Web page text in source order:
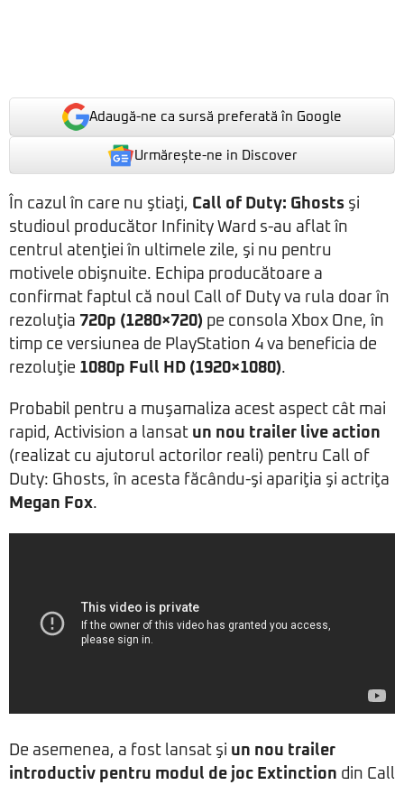
Adaugă-ne ca sursă preferată în Google
Urmărește-ne in Discover
În cazul în care nu ştiaţi, Call of Duty: Ghosts şi
studioul producător Infinity Ward s-au aflat în
centrul atenţiei în ultimele zile, şi nu pentru
motivele obişnuite. Echipa producătoare a
confirmat faptul că noul Call of Duty va rula doar în
rezoluţia 720p (1280×720) pe consola Xbox One, în
timp ce versiunea de PlayStation 4 va beneficia de
rezoluţie 1080p Full HD (1920×1080).
Probabil pentru a muşamaliza acest aspect cât mai
rapid, Activision a lansat un nou trailer live action
(realizat cu ajutorul actorilor reali) pentru Call of
Duty: Ghosts, în acesta făcându-şi apariţia şi actriţa
Megan Fox.
De asemenea, a fost lansat şi un nou trailer
introductiv pentru modul de joc Extinction din Call